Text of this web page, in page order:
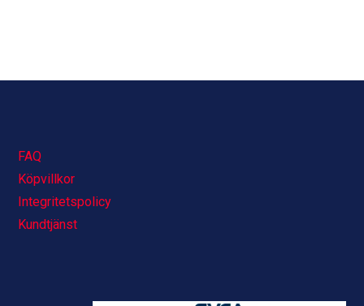
FAQ
Köpvillkor
Integritetspolicy
Kundtjänst